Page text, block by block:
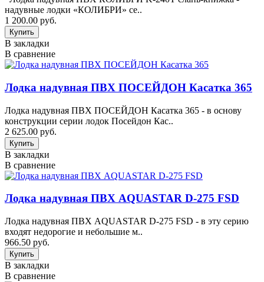
надувные лодки «КОЛИБРИ» се..
1 200.00 руб.
В закладки
В сравнение
Лодка надувная ПВХ ПОСЕЙДОН Касатка 365
Лодка надувная ПВХ ПОСЕЙДОН Касатка 365 - в основу
конструкции серии лодок Посейдон Кас..
2 625.00 руб.
В закладки
В сравнение
Лодка надувная ПВХ AQUASTAR D-275 FSD
Лодка надувная ПВХ AQUASTAR D-275 FSD - в эту серию
входят недорогие и небольшие м..
966.50 руб.
В закладки
В сравнение